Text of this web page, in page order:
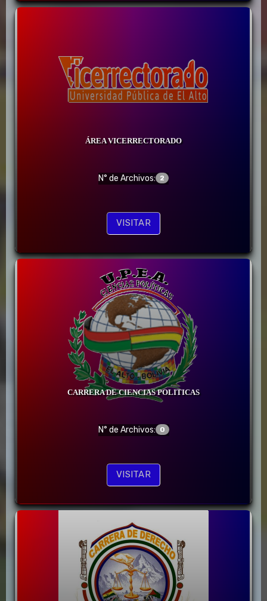
ÁREA VICERRECTORADO
N° de Archivos: 2
VISITAR
CARRERA DE CIENCIAS POLITICAS
N° de Archivos: 0
VISITAR